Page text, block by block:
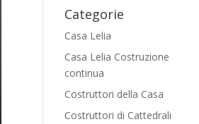
Categorie
Casa Lelia
Casa Lelia Costruzione
continua
Costruttori della Casa
Costruttori di Cattedrali